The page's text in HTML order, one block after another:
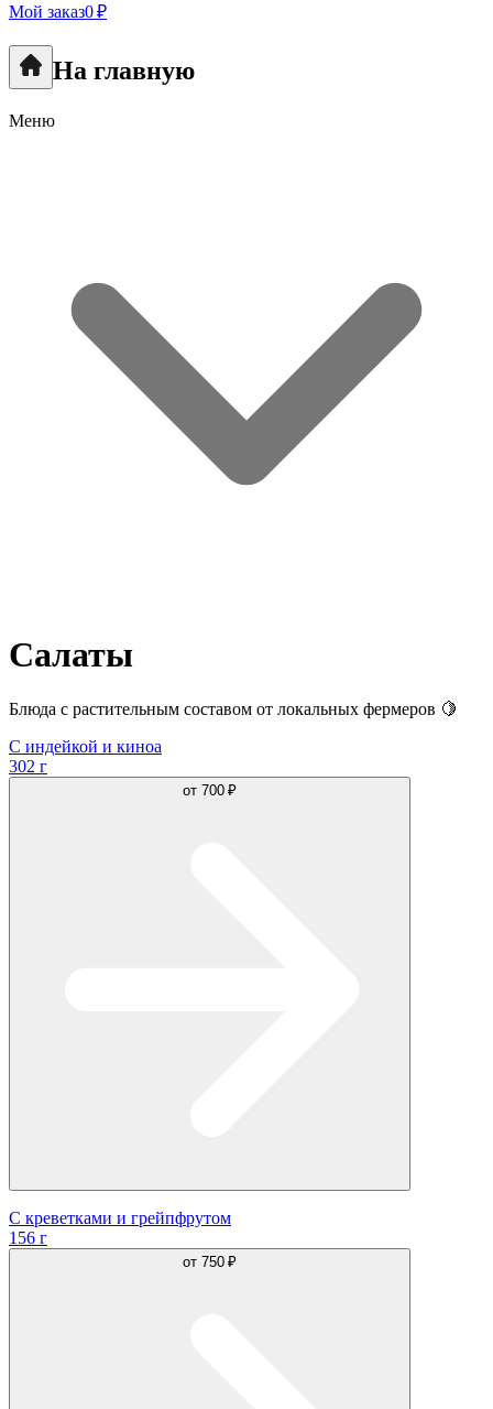
Мой заказ0 ₽
На главную
Меню
Салаты
Блюда с растительным составом от локальных фермеров 🍋
С индейкой и киноа
302 г
от 700 ₽
С креветками и грейпфрутом
156 г
от 750 ₽